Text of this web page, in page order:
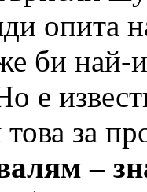
опита
би най-
е
за
–